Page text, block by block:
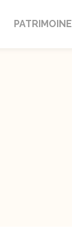
PATRIMOINE